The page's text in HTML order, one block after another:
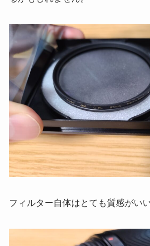
フィルター自体はとても質感がいい